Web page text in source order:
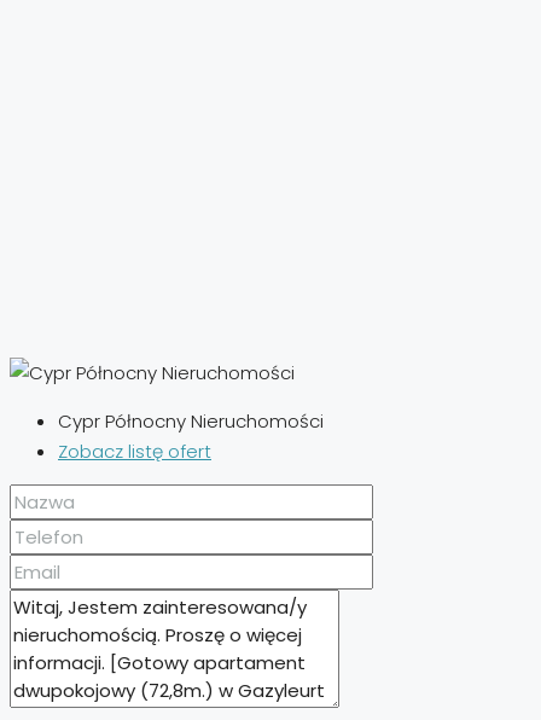
Cypr Północny Nieruchomości
Zobacz listę ofert